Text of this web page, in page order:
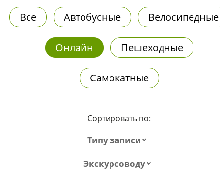
Все Автобусные Велосипедные
Онлайн Пешеходные
Самокатные
Сортировать по:
Типу записи
Экскурсоводу